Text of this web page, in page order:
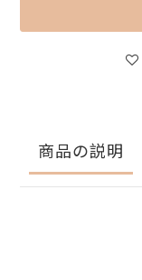
商品の説明